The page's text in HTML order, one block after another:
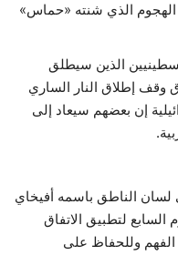
(تشرين الأول) 2023 خلال الهجوم الذي شنته «حماس»
الذين سيطلق
وقف إطلاق النار الساري
إن بعضهم سيعاد إلى
لسان الناطق باسمه أفيخاي
لتطبيق الاتفاق
الفهم وللحفاظ على